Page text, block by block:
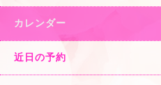
カレンダー
近日の予約